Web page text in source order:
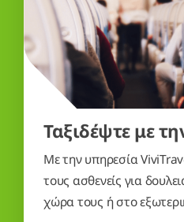
Ταξιδέψτε με
Με την υπηρεσία
τους ασθενείς για
χώρα τους ή στο